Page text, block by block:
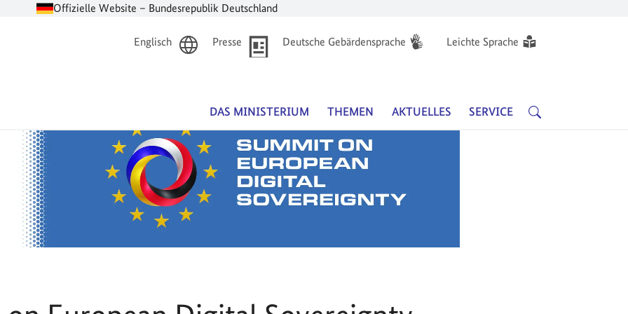
Offizielle Website – Bundesrepublik Deutschland
Englisch Presse Deutsche Gebärdensprache Leichte Sprache
DAS MINISTERIUM THEMEN AKTUELLES SERVICE SUCHE